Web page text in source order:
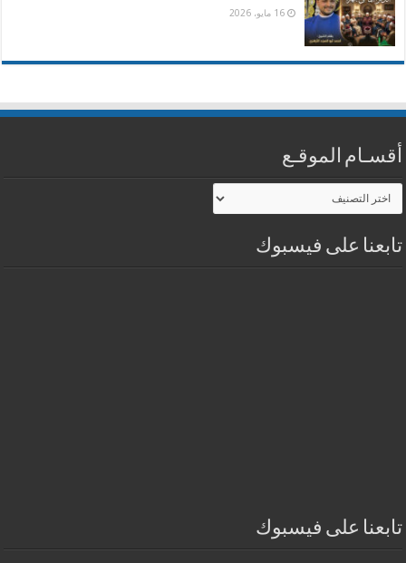
16 مايو، 2026
أقسـام الموقـع
أقسـام
الموقـع
تابعنا على فيسبوك
تابعنا على فيسبوك